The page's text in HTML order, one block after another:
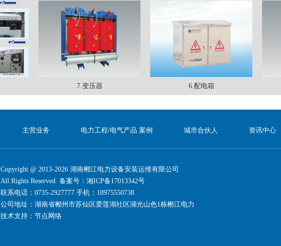
7.变压器 6.配电箱
主营业务 电力工程/电气产品 案例 城市合伙人 资讯中心
Copyright @ 2013-2026 湖南郴江电力设备安装运维有限公司
All Rights Reserved. 备案号： 湘ICP备17013342号
联系电话：0735-2927777 手机：18975550738
公司地址：湖南省郴州市苏仙区爱莲湖社区湖光山色1栋郴江电力
技术支持： 节点网络